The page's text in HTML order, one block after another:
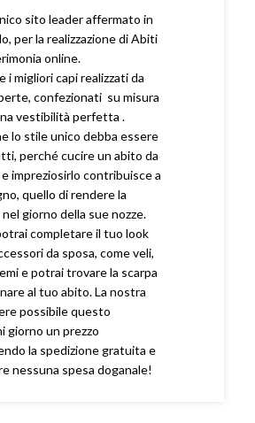
sito leader affermato in
per la realizzazione di Abiti
online.
i migliori capi realizzati da
confezionati su misura
vestibilità perfetta .
lo stile unico debba essere
perché cucire un abito da
impreziosirlo contribuisce a
quello di rendere la
giorno della sue nozze.
completare il tuo look
da sposa, come veli,
e potrai trovare la scarpa
al tuo abito. La nostra
possibile questo
giorno un prezzo
la spedizione gratuita e
nessuna spesa doganale!